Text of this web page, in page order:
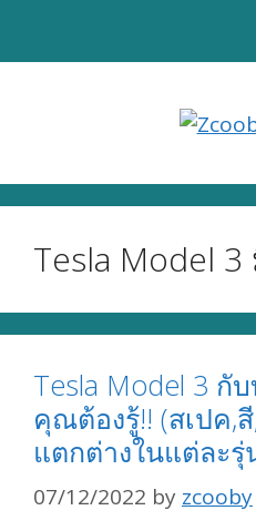
Tesla Model
Tesla Model 3 กั
คุณต้องรู้!! (สเปค,
แตกต่างในแต่ละรุ่
07/12/2022 by zcooby